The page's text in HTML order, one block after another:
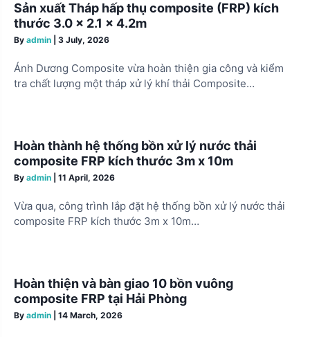
a
t
i
o
Sản xuất Tháp hấp thụ composite (FRP) kích
thước 3.0 x 2.1 x 4.2m
By admin 3 July, 2026
Ánh Dương Composite vừa hoàn thiện gia công và kiểm
tra chất lượng một tháp xử lý khí thải Composite…
Hoàn thành hệ thống bồn xử lý nước thải
composite FRP kích thước 3m x 10m
By admin 11 April, 2026
Vừa qua, công trình lắp đặt hệ thống bồn xử lý nước thải
composite FRP kích thước 3m x 10m…
Hoàn thiện và bàn giao 10 bồn vuông
composite FRP tại Hải Phòng
By admin 14 March, 2026